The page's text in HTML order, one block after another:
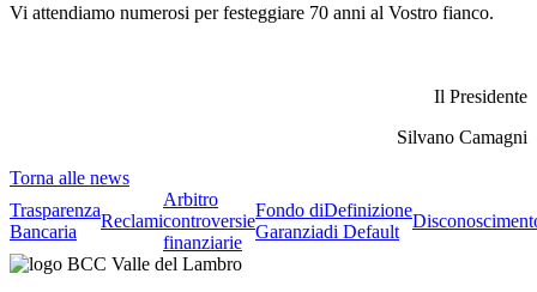
Vi attendiamo numerosi per festeggiare 70 anni al Vostro fianco.
Il Presidente
Silvano Camagni
Torna alle news
Trasparenza
Bancaria
Reclami
Arbitro
controversie
finanziarie
Fondo di
Garanzia
Definizione
di Default